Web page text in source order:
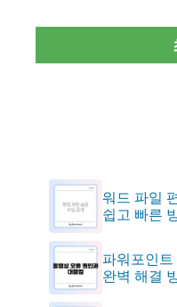
워드 파일
쉽고 빠른
파워포인
완벽 해결